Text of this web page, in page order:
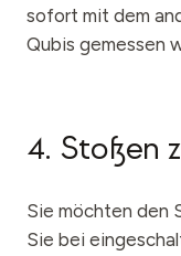
sofort mit dem
Qubis gemessen
4. Stoßen
Sie möchten den
Sie bei